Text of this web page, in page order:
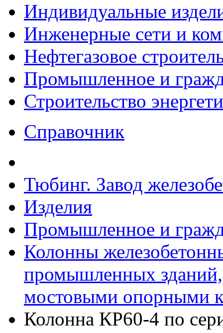
Индивидуальные
Инженерные сети и
Нефтегазовое
Промышленное и
Строительство
Справочник
Тюбинг. Завод
Изделия
Промышленное и
Колонны
промышленных
мостовыми опорными
Колонна КР60-4 по